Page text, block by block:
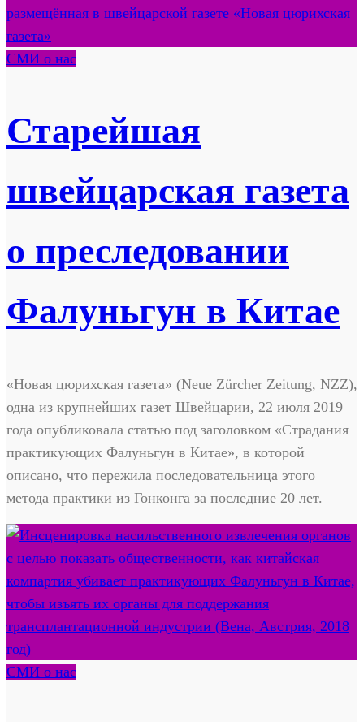
СМИ о нас
Старейшая
швейцарская газета
о преследовании
Фалуньгун в Китае
«Новая цюрихская газета» (Neue Zürcher Zeitung, NZZ),
одна из крупнейших газет Швейцарии, 22 июля 2019
года опубликовала статью под заголовком «Страдания
практикующих Фалуньгун в Китае», в которой
описано, что пережила последовательница этого
метода практики из Гонконга за последние 20 лет.
СМИ о нас